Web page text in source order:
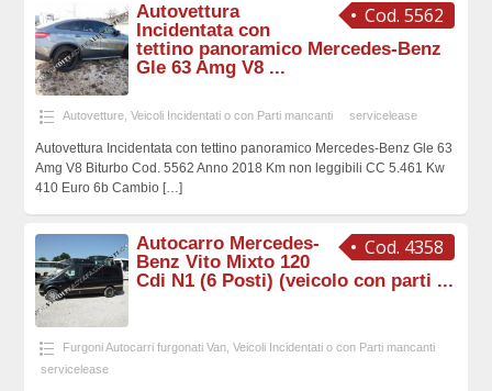
Cod. 5562
Autovettura
Incidentata con
tettino panoramico Mercedes-Benz
Gle 63 Amg V8 ...
Autovetture, Veicoli Incidentati o con Parti mancanti servicelease
Autovettura Incidentata con tettino panoramico Mercedes-Benz Gle 63
Amg V8 Biturbo Cod. 5562 Anno 2018 Km non leggibili CC 5.461 Kw
410 Euro 6b Cambio […]
Cod. 4358
Autocarro Mercedes-
Benz Vito Mixto 120
Cdi N1 (6 Posti) (veicolo con parti ...
Furgoni Autocarri furgonati Van, Veicoli Incidentati o con Parti mancanti
servicelease